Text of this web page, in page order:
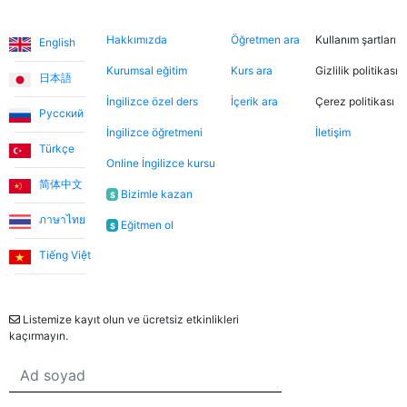
Dersler, öğretmen-öğrenci ilişkisinden çok arkadaşlık
havasında geçiyor.
Ece T.
Emma, kızıma İngilizceyi çok eğlenceli yöntemlerle
öğretiyor. Her zaman neşeli ve bu dersleri daha keyifli
hale getiriyor. Bu uygulama sayesinde Emma ile
tanışmamızı ve bize İngilizce öğretmesini büyük bir
şans olarak görüyorum.
Utku S.
Umut Hoca ile çalıştım. Türkçe desteksiz iletişim
English
日本語
Русский
Türkçe
简体中文
ภาษาไทย
Tiếng Việt
Hakkımızda
Kurumsal eğitim
İngilizce özel ders
İngilizce öğretmeni
Online İngilizce kursu
$ Bizimle kazan
$ Eğitmen ol
Öğretmen ara
Kurs ara
İçerik ara
Kullanım şartları
Gizlilik politikası
Çerez politikası
İletişim
Listemize kayıt olun ve ücretsiz etkinlikleri
kaçırmayın.